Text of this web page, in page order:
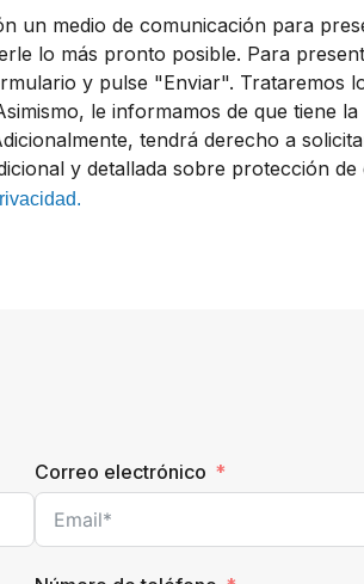
un medio de comunicación para
lo más pronto posible. Para
y pulse "Enviar". Trataremos
le informamos de que tiene
tendrá derecho a
y detallada sobre protección
Correo electrónico